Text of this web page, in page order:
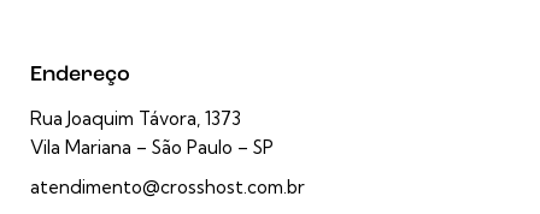
Endereço
Rua Joaquim Távora, 1373
Vila Mariana – São Paulo – SP
atendimento@crosshost.com.br